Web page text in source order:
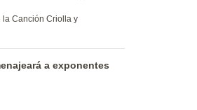
la Canción Criolla y
a exponentes